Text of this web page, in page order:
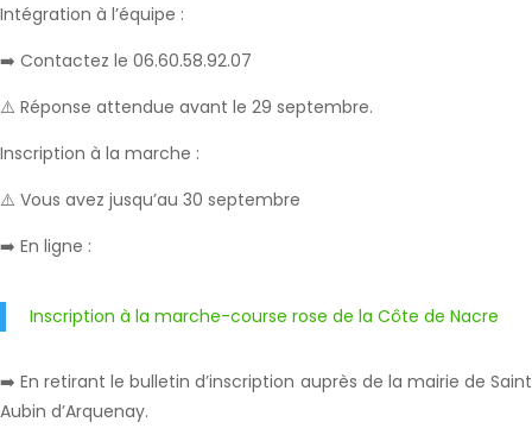
Intégration à l’équipe :
➡️ Contactez le 06.60.58.92.07
⚠️ Réponse attendue avant le 29 septembre.
Inscription à la marche :
⚠️ Vous avez jusqu’au 30 septembre
➡️ En ligne :
Inscription à la marche-course rose de la Côte de Nacre
➡️ En retirant le bulletin d’inscription auprès de la mairie de Saint
Aubin d’Arquenay.